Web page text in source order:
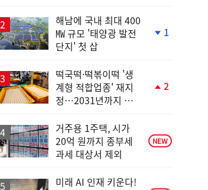
해남에 국내 최대 400
㎿ 규모 '태양광 발전
단지' 첫 삽
1
떡국떡·떡볶이떡 '생
계형 적합업종' 재지
정…2031년까지 보
2
거주용 1주택, 시가
20억 원까지 종부세
과세 대상서 제외
NEW
미래 AI 인재 키운다!